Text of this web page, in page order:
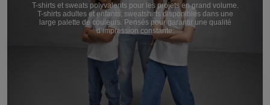
T-shirts et sweats polyvalents pour les projets en grand volume.
T-shirts adultes et enfants, sweatshirts disponibles dans une
large palette de couleurs. Pensés pour garantir une qualité
d’impression constante.